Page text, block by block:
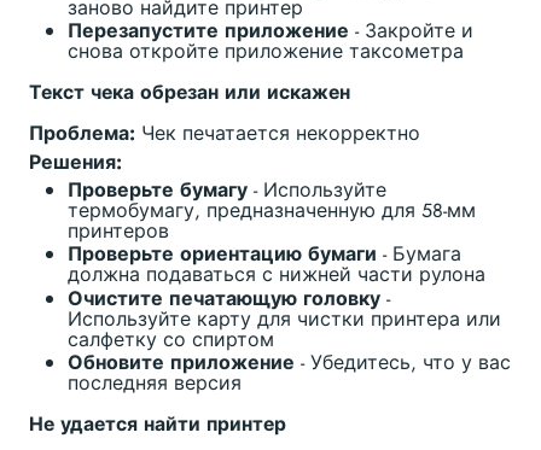
заново найдите принтер
Перезапустите приложение - Закройте и
снова откройте приложение таксометра
Текст чека обрезан или искажен
Проблема: Чек печатается некорректно
Решения:
Проверьте бумагу - Используйте
термобумагу, предназначенную для 58-мм
принтеров
Проверьте ориентацию бумаги - Бумага
должна подаваться с нижней части рулона
Очистите печатающую головку -
Используйте карту для чистки принтера или
салфетку со спиртом
Обновите приложение - Убедитесь, что у вас
последняя версия
Не удается найти принтер